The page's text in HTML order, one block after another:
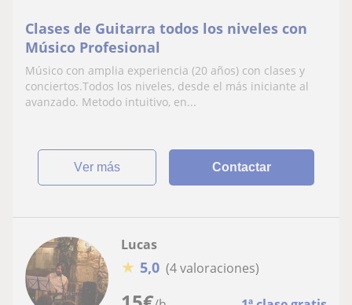
Clases de Guitarra todos los niveles con
Músico Profesional
Músico con amplia experiencia (20 años) con clases y
conciertos.Todos los niveles, desde el más iniciante al
avanzado. Metodo intuitivo, en...
ver más Contactar
Lucas
★ 5,0 (4 valoraciones)